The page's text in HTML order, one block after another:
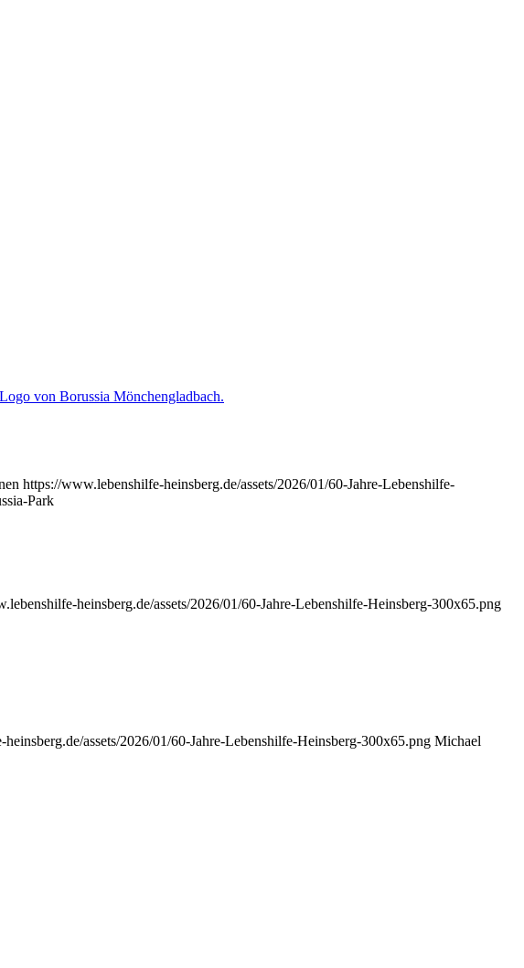
https://www.lebenshilfe-heinsberg.de/assets/2026/01/60-Jahre-Lebenshilfe-
Park
heinsberg.de/assets/2026/01/60-Jahre-Lebenshilfe-Heinsberg-300x65.png
assets/2026/01/60-Jahre-Lebenshilfe-Heinsberg-300x65.png Michael